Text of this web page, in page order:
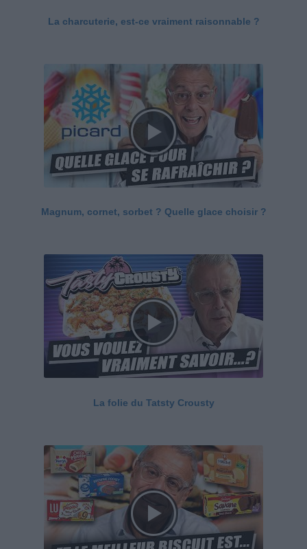
La charcuterie, est-ce vraiment raisonnable ?
Magnum, cornet, sorbet ? Quelle glace choisir ?
La folie du Tatsty Crousty